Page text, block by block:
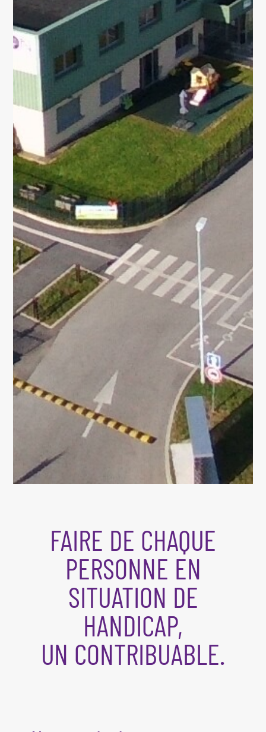
FAIRE DE CHAQUE
PERSONNE EN
SITUATION DE
HANDICAP,
UN CONTRIBUABLE.